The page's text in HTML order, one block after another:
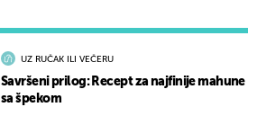
UZ RUČAK ILI VEČERU
Savršeni prilog: Recept za najfinije mahune
sa špekom